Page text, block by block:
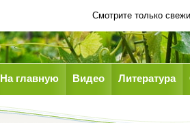
Смотрите только
На главную Видео Литература